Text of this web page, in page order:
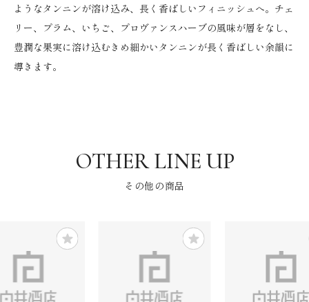
ようなタンニンが溶け込み、長く香ばしいフィニッシュへ。チェ
リー、プラム、いちご、プロヴァンスハーブの風味が層をなし、
豊潤な果実に溶け込むきめ細かいタンニンが長く香ばしい余韻に
導きます。
その他の商品